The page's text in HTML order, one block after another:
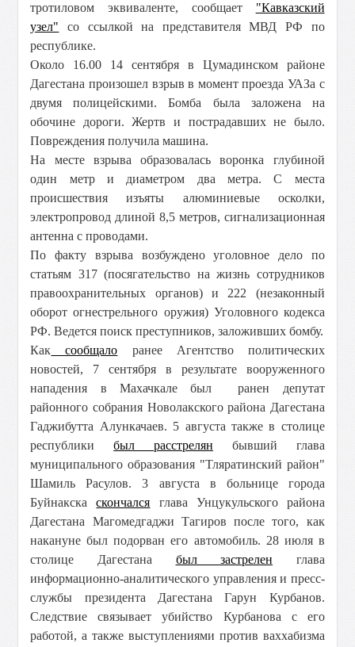
тротиловом эквиваленте, сообщает "Кавказский
узел" со ссылкой на представителя МВД РФ по
республике.
Около 16.00 14 сентября в Цумадинском районе
Дагестана произошел взрыв в момент проезда УАЗа с
двумя полицейскими. Бомба была заложена на
обочине дороги. Жертв и пострадавших не было.
Повреждения получила машина.
На месте взрыва образовалась воронка глубиной
один метр и диаметром два метра. С места
происшествия изъяты алюминиевые осколки,
электропровод длиной 8,5 метров, сигнализационная
антенна с проводами.
По факту взрыва возбуждено уголовное дело по
статьям 317 (посягательство на жизнь сотрудников
правоохранительных органов) и 222 (незаконный
оборот огнестрельного оружия) Уголовного кодекса
РФ. Ведется поиск преступников, заложивших бомбу.
Как сообщало ранее Агентство политических
новостей, 7 сентября в результате вооруженного
нападения в Махачкале был ранен депутат
районного собрания Новолакского района Дагестана
Гаджибутта Алункачаев. 5 августа также в столице
республикибыл расстрелян бывший глава
муниципального образования "Тляратинский район"
Шамиль Расулов. 3 августа в больнице города
Буйнакскаскончался глава Унцукульского района
Дагестана Магомедгаджи Тагиров после того, как
накануне был подорван его автомобиль. 28 июля в
столице Дагестана был застрелен глава
информационно-аналитического управления и пресс-
службы президента Дагестана Гарун Курбанов.
Следствие связывает убийство Курбанова с его
работой, а также выступлениями против ваххабизма